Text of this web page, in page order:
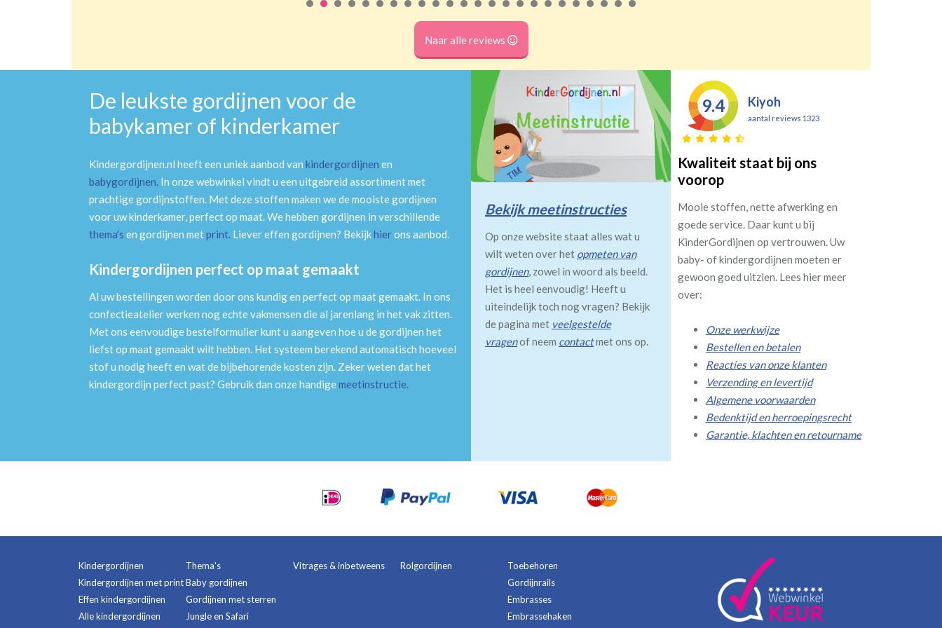
Naar alle reviews
De leukste gordijnen voor de
babykamer of kinderkamer
Kindergordijnen.nl heeft een uniek aanbod van kindergordijnen en
babygordijnen. In onze webwinkel vindt u een uitgebreid assortiment met
prachtige gordijnstoffen. Met deze stoffen maken we de mooiste gordijnen
voor uw kinderkamer, perfect op maat. We hebben gordijnen in verschillende
thema's en gordijnen metprint. Liever effen gordijnen? Bekijkhierons aanbod.
Kindergordijnen perfect op maat gemaakt
Al uw bestellingen worden door ons kundig en perfect op maat gemaakt. In ons
confectieatelier werken nog echte vakmensen die al jarenlang in het vak zitten.
Met ons eenvoudige bestelformulier kunt u aangeven hoe u de gordijnen het
liefst op maat gemaakt wilt hebben. Het systeem berekend automatisch hoeveel
stof u nodig heeft en wat de bijbehorende kosten zijn. Zeker weten dat het
kindergordijn perfect past? Gebruik dan onze handigemeetinstructie.
Bekijk meetinstructies
Op onze website staat alles wat u
wilt weten over het opmeten van
gordijnen, zowel in woord als beeld.
Het is heel eenvoudig! Heeft u
uiteindelijk toch nog vragen? Bekijk
de pagina met veelgestelde
vragenof neem contactmet ons op.
9.4 Kiyoh
aantal reviews 1323
Kwaliteit staat bij ons
voorop
Mooie stoffen, nette afwerking en
goede service. Daar kunt u bij
KinderGordijnen op vertrouwen. Uw
baby- of kindergordijnen moeten er
gewoon goed uitzien. Lees hier meer
over:
Onze werkwijze
Bestellen en betalen
Reacties van onze klanten
Verzending en levertijd
Algemene voorwaarden
Bedenktijd en herroepingsrecht
Garantie, klachten en retourname
Kindergordijnen
Kindergordijnen met print
Effen kindergordijnen
Alle kindergordijnen
Thema's
Baby gordijnen
Gordijnen met sterren
Jungle en Safari
Vitrages & inbetweens Rolgordijnen
Toebehoren
Gordijnrails
Embrasses
Embrassehaken